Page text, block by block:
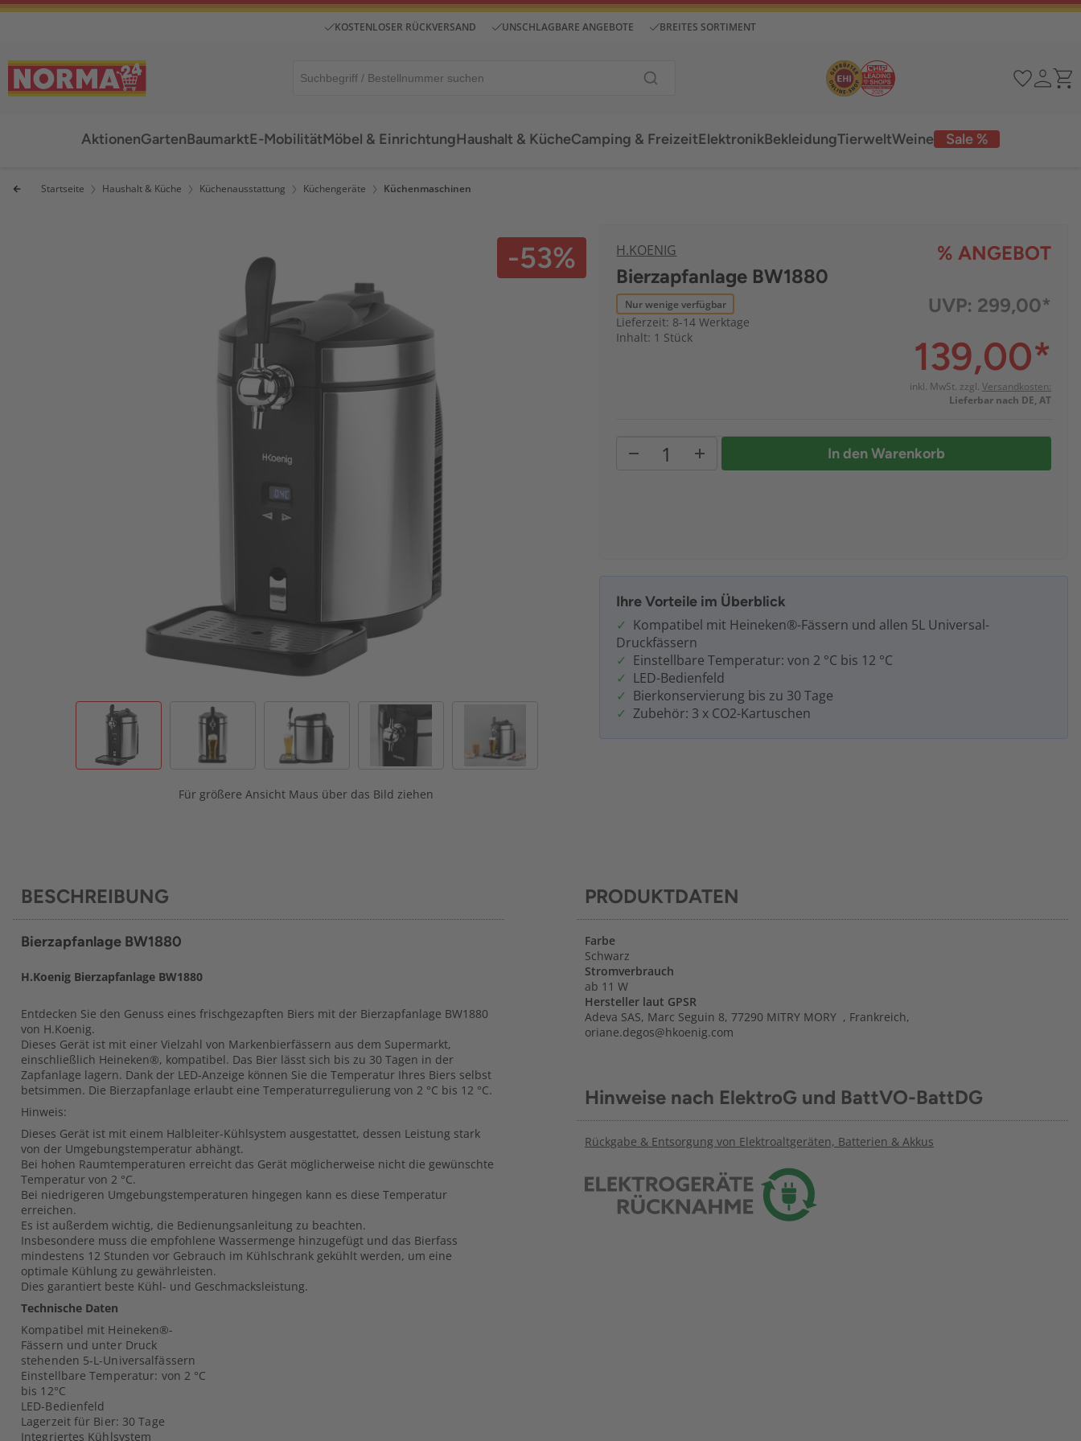
KOSTENLOSER RÜCKVERSAND UNSCHLAGBARE ANGEBOTE BREITES SORTIMENT
AktionenGartenBaumarktE-MobilitätMöbel & EinrichtungHaushalt & KücheCamping & Freizeit Sale %
ElektronikBekleidungTierweltWeine
Startseite Haushalt & Küche Küchenausstattung Küchengeräte Küchenmaschinen
Für größere Ansicht Maus über das Bild ziehen
-53% H.KOENIG
% ANGEBOT
Bierzapfanlage BW1880
Nur wenige verfügbar
Lieferzeit: 8-14 Werktage
Inhalt: 1 Stück
UVP: 299,00*
139,00*
inkl. MwSt. zzgl. Versandkosten:
Lieferbar nach DE, AT
In den Warenkorb
Ihre Vorteile im Überblick
Kompatibel mit Heineken®-Fässern und allen 5L Universal-
Druckfässern
Einstellbare Temperatur: von 2 °C bis 12 °C
LED-Bedienfeld
Bierkonservierung bis zu 30 Tage
Zubehör: 3 x CO2-Kartuschen
BESCHREIBUNG
Bierzapfanlage BW1880
H.Koenig Bierzapfanlage BW1880
Entdecken Sie den Genuss eines frischgezapften Biers mit der Bierzapfanlage BW1880
von H.Koenig.
Dieses Gerät ist mit einer Vielzahl von Markenbierfässern aus dem Supermarkt,
einschließlich Heineken®, kompatibel. Das Bier lässt sich bis zu 30 Tagen in der
Zapfanlage lagern. Dank der LED-Anzeige können Sie die Temperatur Ihres Biers selbst
betsimmen. Die Bierzapfanlage erlaubt eine Temperaturregulierung von 2 °C bis 12 °C.
Hinweis:
Dieses Gerät ist mit einem Halbleiter-Kühlsystem ausgestattet, dessen Leistung stark
von der Umgebungstemperatur abhängt.
Bei hohen Raumtemperaturen erreicht das Gerät möglicherweise nicht die gewünschte
Temperatur von 2 °C.
Bei niedrigeren Umgebungstemperaturen hingegen kann es diese Temperatur
erreichen.
Es ist außerdem wichtig, die Bedienungsanleitung zu beachten.
Insbesondere muss die empfohlene Wassermenge hinzugefügt und das Bierfass
mindestens 12 Stunden vor Gebrauch im Kühlschrank gekühlt werden, um eine
optimale Kühlung zu gewährleisten.
Dies garantiert beste Kühl- und Geschmacksleistung.
Technische Daten
Kompatibel mit Heineken®-
Fässern und unter Druck
stehenden 5-L-Universalfässern
Einstellbare Temperatur: von 2 °C
bis 12°C
LED-Bedienfeld
Lagerzeit für Bier: 30 Tage
Integriertes Kühlsystem
PRODUKTDATEN
Farbe
Schwarz
Stromverbrauch
ab 11 W
Hersteller laut GPSR
Adeva SAS, Marc Seguin 8, 77290 MITRY MORY , Frankreich,
oriane.degos@hkoenig.com
Hinweise nach ElektroG und BattVO-BattDG
Rückgabe & Entsorgung von Elektroaltgeräten, Batterien & Akkus